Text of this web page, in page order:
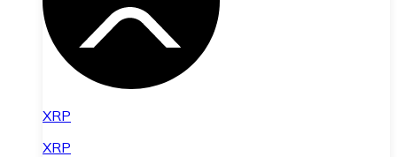
XRP
XRP